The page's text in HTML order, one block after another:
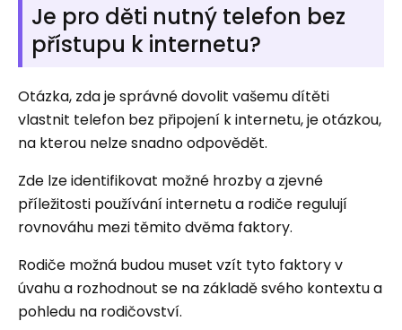
Je pro děti nutný telefon bez
přístupu k internetu?
Otázka, zda je správné dovolit vašemu dítěti
vlastnit telefon bez připojení k internetu, je otázkou,
na kterou nelze snadno odpovědět.
Zde lze identifikovat možné hrozby a zjevné
příležitosti používání internetu a rodiče regulují
rovnováhu mezi těmito dvěma faktory.
Rodiče možná budou muset vzít tyto faktory v
úvahu a rozhodnout se na základě svého kontextu a
pohledu na rodičovství.